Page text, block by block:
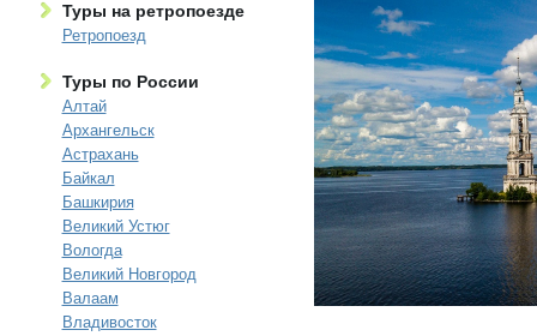
Туры на ретропоезде
Ретропоезд
Туры по России
Алтай
Архангельск
Астрахань
Байкал
Башкирия
Великий Устюг
Вологда
Великий Новгород
Валаам
Владивосток